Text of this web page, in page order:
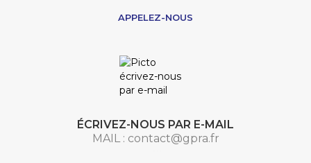
APPELEZ-NOUS
ÉCRIVEZ-NOUS PAR E-MAIL
MAIL : contact@gpra.fr